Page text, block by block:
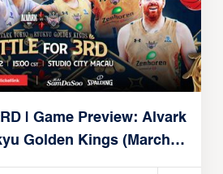
| Game Preview: Alvark
Golden Kings (March